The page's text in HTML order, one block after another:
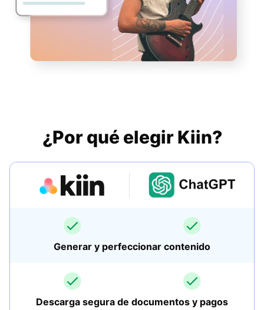
¿Por qué elegir Kiin?
Generar y perfeccionar contenido
Descarga segura de documentos y pagos